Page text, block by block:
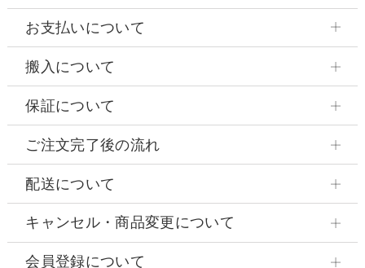
お支払いについて
搬入について
保証について
ご注文完了後の流れ
配送について
キャンセル・商品変更について
会員登録について